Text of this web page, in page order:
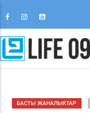
БАСТЫ ЖАНАЛЫКТАР